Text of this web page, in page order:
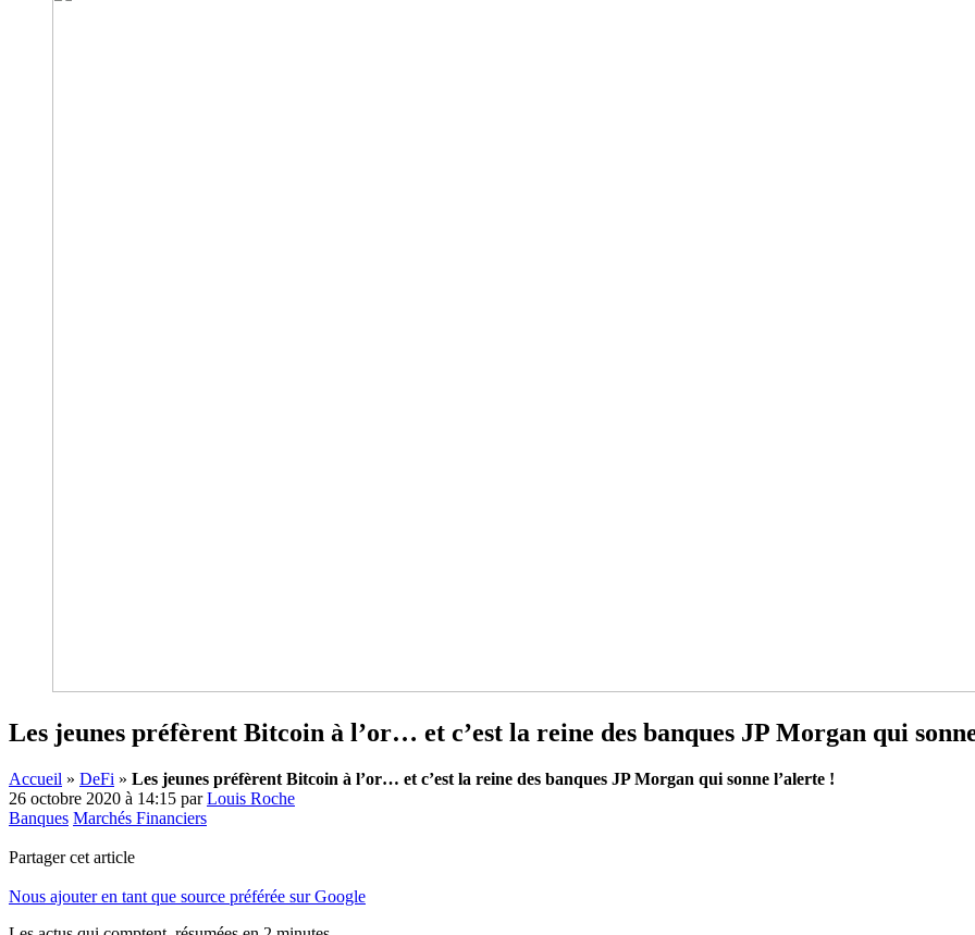
Les jeunes préfèrent Bitcoin à l’or… et c’est la reine des banques JP Morgan qui
Accueil » DeFi » Les jeunes préfèrent Bitcoin à l’or… et c’est la reine des banques JP Morgan qui sonne l’alerte !
26 octobre 2020 à 14:15 parLouis Roche
Banques Marchés Financiers
Partager cet article
Nous ajouter en tant que source préférée sur Google